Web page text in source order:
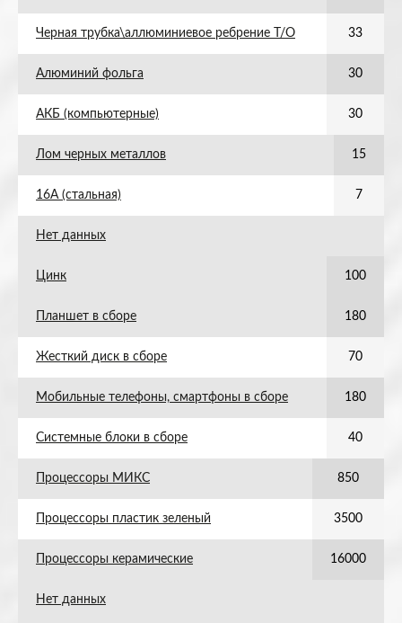
Черная трубка\аллюминиевое ребрение Т/О 33
Алюминий фольга 30
АКБ (компьютерные) 30
Лом черных металлов 15
16А (стальная) 7
Нет данных
Цинк 100
Планшет в сборе 180
Жесткий диск в сборе 70
Мобильные телефоны, смартфоны в сборе 180
Системные блоки в сборе 40
Процессоры МИКС 850
Процессоры пластик зеленый 3500
Процессоры керамические 16000
Нет данных